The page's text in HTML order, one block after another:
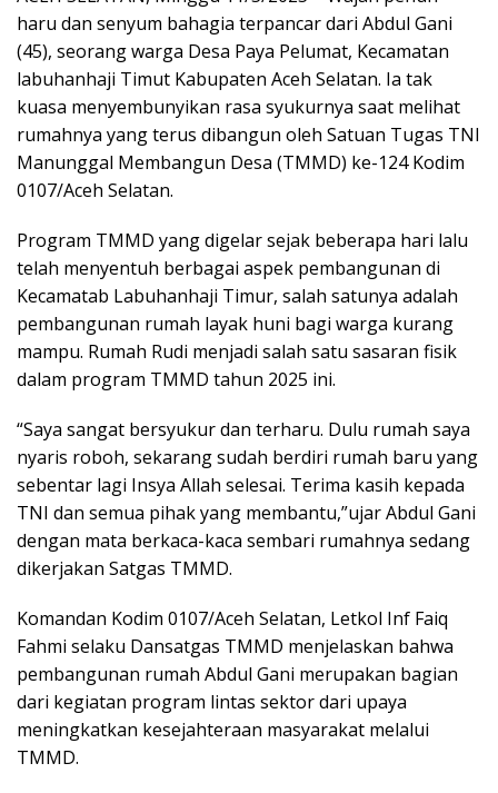
haru dan senyum bahagia terpancar dari Abdul Gani
(45), seorang warga Desa Paya Pelumat, Kecamatan
labuhanhaji Timut Kabupaten Aceh Selatan. Ia tak
kuasa menyembunyikan rasa syukurnya saat melihat
rumahnya yang terus dibangun oleh Satuan Tugas TNI
Manunggal Membangun Desa (TMMD) ke-124 Kodim
0107/Aceh Selatan.
Program TMMD yang digelar sejak beberapa hari lalu
telah menyentuh berbagai aspek pembangunan di
Kecamatab Labuhanhaji Timur, salah satunya adalah
pembangunan rumah layak huni bagi warga kurang
mampu. Rumah Rudi menjadi salah satu sasaran fisik
dalam program TMMD tahun 2025 ini.
“Saya sangat bersyukur dan terharu. Dulu rumah saya
nyaris roboh, sekarang sudah berdiri rumah baru yang
sebentar lagi Insya Allah selesai. Terima kasih kepada
TNI dan semua pihak yang membantu,”ujar Abdul Gani
dengan mata berkaca-kaca sembari rumahnya sedang
dikerjakan Satgas TMMD.
Komandan Kodim 0107/Aceh Selatan, Letkol Inf Faiq
Fahmi selaku Dansatgas TMMD menjelaskan bahwa
pembangunan rumah Abdul Gani merupakan bagian
dari kegiatan program lintas sektor dari upaya
meningkatkan kesejahteraan masyarakat melalui
TMMD.